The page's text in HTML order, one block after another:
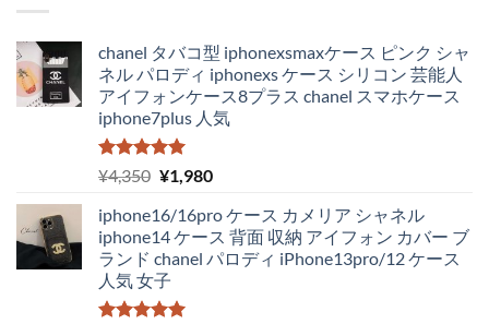
chanel タバコ型 iphonexsmaxケース ピンク シャ
ネル パロディ iphonexs ケース シリコン 芸能人
アイフォンケース8プラス chanel スマホケース
iphone7plus 人気
5段階中
5.00
の評価
¥4,350 元
価
格
は
¥4,350
で
¥1,980現
の
価
格
iphone16/16pro ケース カメリア シャネル
iphone14 ケース 背面 収納 アイフォン カバー ブ
ランド chanel パロディ iPhone13pro/12 ケース
人気 女子